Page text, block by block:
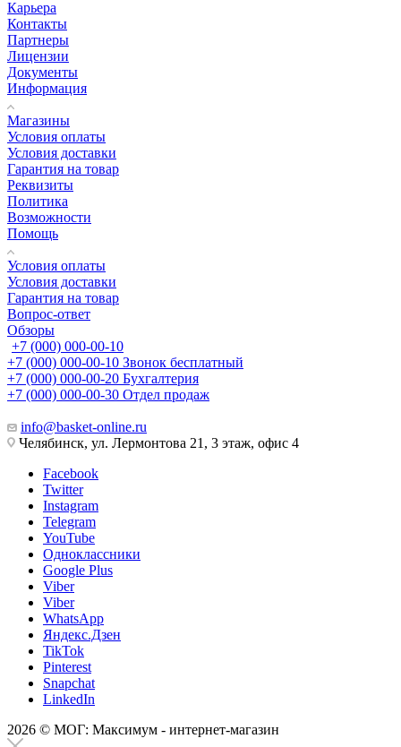
Карьера
Контакты
Партнеры
Лицензии
Документы
Информация
Магазины
Условия оплаты
Условия доставки
Гарантия на товар
Реквизиты
Политика
Возможности
Помощь
Условия оплаты
Условия доставки
Гарантия на товар
Вопрос-ответ
Обзоры
+7 (000) 000-00-10
+7 (000) 000-00-10 Звонок бесплатный
+7 (000) 000-00-20 Бухгалтерия
+7 (000) 000-00-30 Отдел продаж
info@basket-online.ru
Челябинск, ул. Лермонтова 21, 3 этаж, офис 4
Facebook
Twitter
Instagram
Telegram
YouTube
Одноклассники
Google Plus
Viber
Viber
WhatsApp
Яндекс.Дзен
TikTok
Pinterest
Snapchat
LinkedIn
2026 © МОГ: Максимум - интернет-магазин